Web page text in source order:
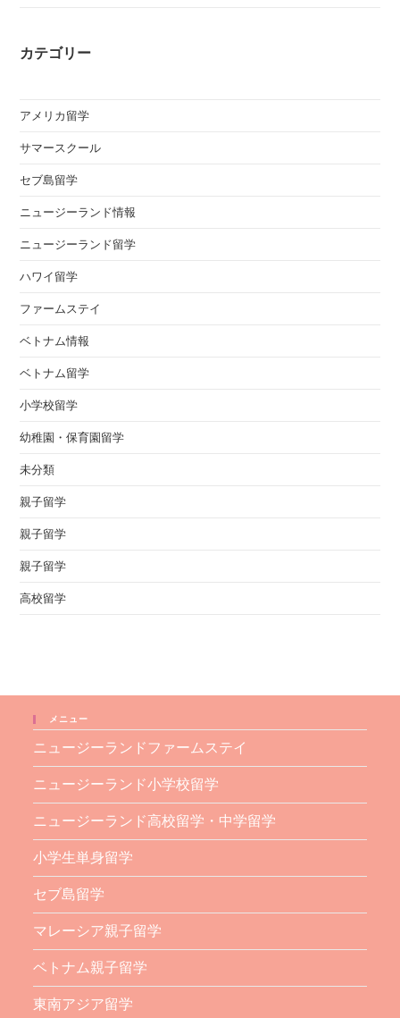
カテゴリー
アメリカ留学
サマースクール
セブ島留学
ニュージーランド情報
ニュージーランド留学
ハワイ留学
ファームステイ
ベトナム情報
ベトナム留学
小学校留学
幼稚園・保育園留学
未分類
親子留学
親子留学
親子留学
高校留学
メニュー
ニュージーランドファームステイ
ニュージーランド小学校留学
ニュージーランド高校留学・中学留学
小学生単身留学
セブ島留学
マレーシア親子留学
ベトナム親子留学
東南アジア留学